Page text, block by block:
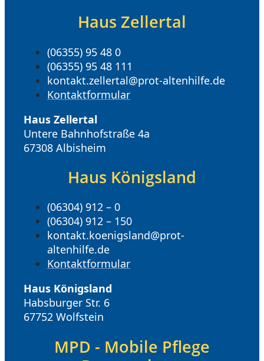
Haus Zellertal
(06355) 95 48 0
(06355) 95 48 111
kontakt.zellertal@prot-altenhilfe.de
Kontaktformular
Haus Zellertal
Untere Bahnhofstraße 4a
67308 Albisheim
Haus Königsland
(06304) 912 – 0
(06304) 912 – 150
kontakt.koenigsland@prot-
altenhilfe.de
Kontaktformular
Haus Königsland
Habsburger Str. 6
67752 Wolfstein
MPD - Mobile Pflege